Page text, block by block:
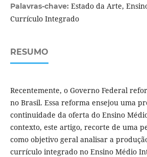
Palavras-chave: Estado da Arte,
Currículo Integrado
RESUMO
Recentemente, o Governo Federal
no Brasil. Essa reforma ensejou uma
continuidade da oferta do Ensino
contexto, este artigo, recorte de uma
como objetivo geral analisar a
currículo integrado no Ensino Médio